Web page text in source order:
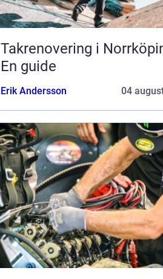
Takrenovering i
En guide
Erik Andersson 04